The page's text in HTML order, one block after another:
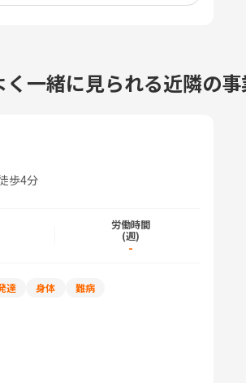
一緒に見られる近隣の
歩4分
労働時間
(週)
-
達 身体 難病